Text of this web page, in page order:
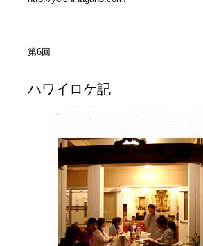
第6回
ハワイロケ記